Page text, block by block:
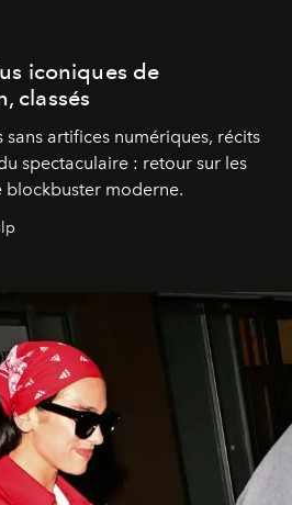
iconiques de
classés
sans artifices numériques, récits
spectaculaire : retour sur les
moderne.